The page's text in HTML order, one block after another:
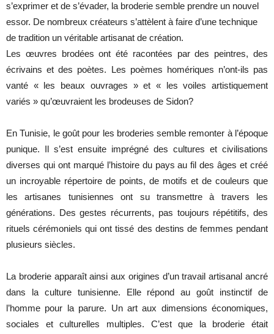
s’exprimer et de s’évader, la broderie semble prendre un nouvel
essor. De nombreux créateurs s’attèlent à faire d’une technique
de tradition un véritable artisanat de création.
Les œuvres brodées ont été racontées par des peintres, des
écrivains et des poètes. Les poèmes homériques n’ont-ils pas
vanté « les beaux ouvrages » et « les voiles artistiquement
variés » qu’œuvraient les brodeuses de Sidon?
En Tunisie, le goût pour les broderies semble remonter à l’époque
punique. Il s’est ensuite imprégné des cultures et civilisations
diverses qui ont marqué l’histoire du pays au fil des âges et créé
un incroyable répertoire de points, de motifs et de couleurs que
les artisanes tunisiennes ont su transmettre à travers les
générations. Des gestes récurrents, pas toujours répétitifs, des
rituels cérémoniels qui ont tissé des destins de femmes pendant
plusieurs siècles.
La broderie apparaît ainsi aux origines d’un travail artisanal ancré
dans la culture tunisienne. Elle répond au goût instinctif de
l’homme pour la parure. Un art aux dimensions économiques,
sociales et culturelles multiples. C’est que la broderie était